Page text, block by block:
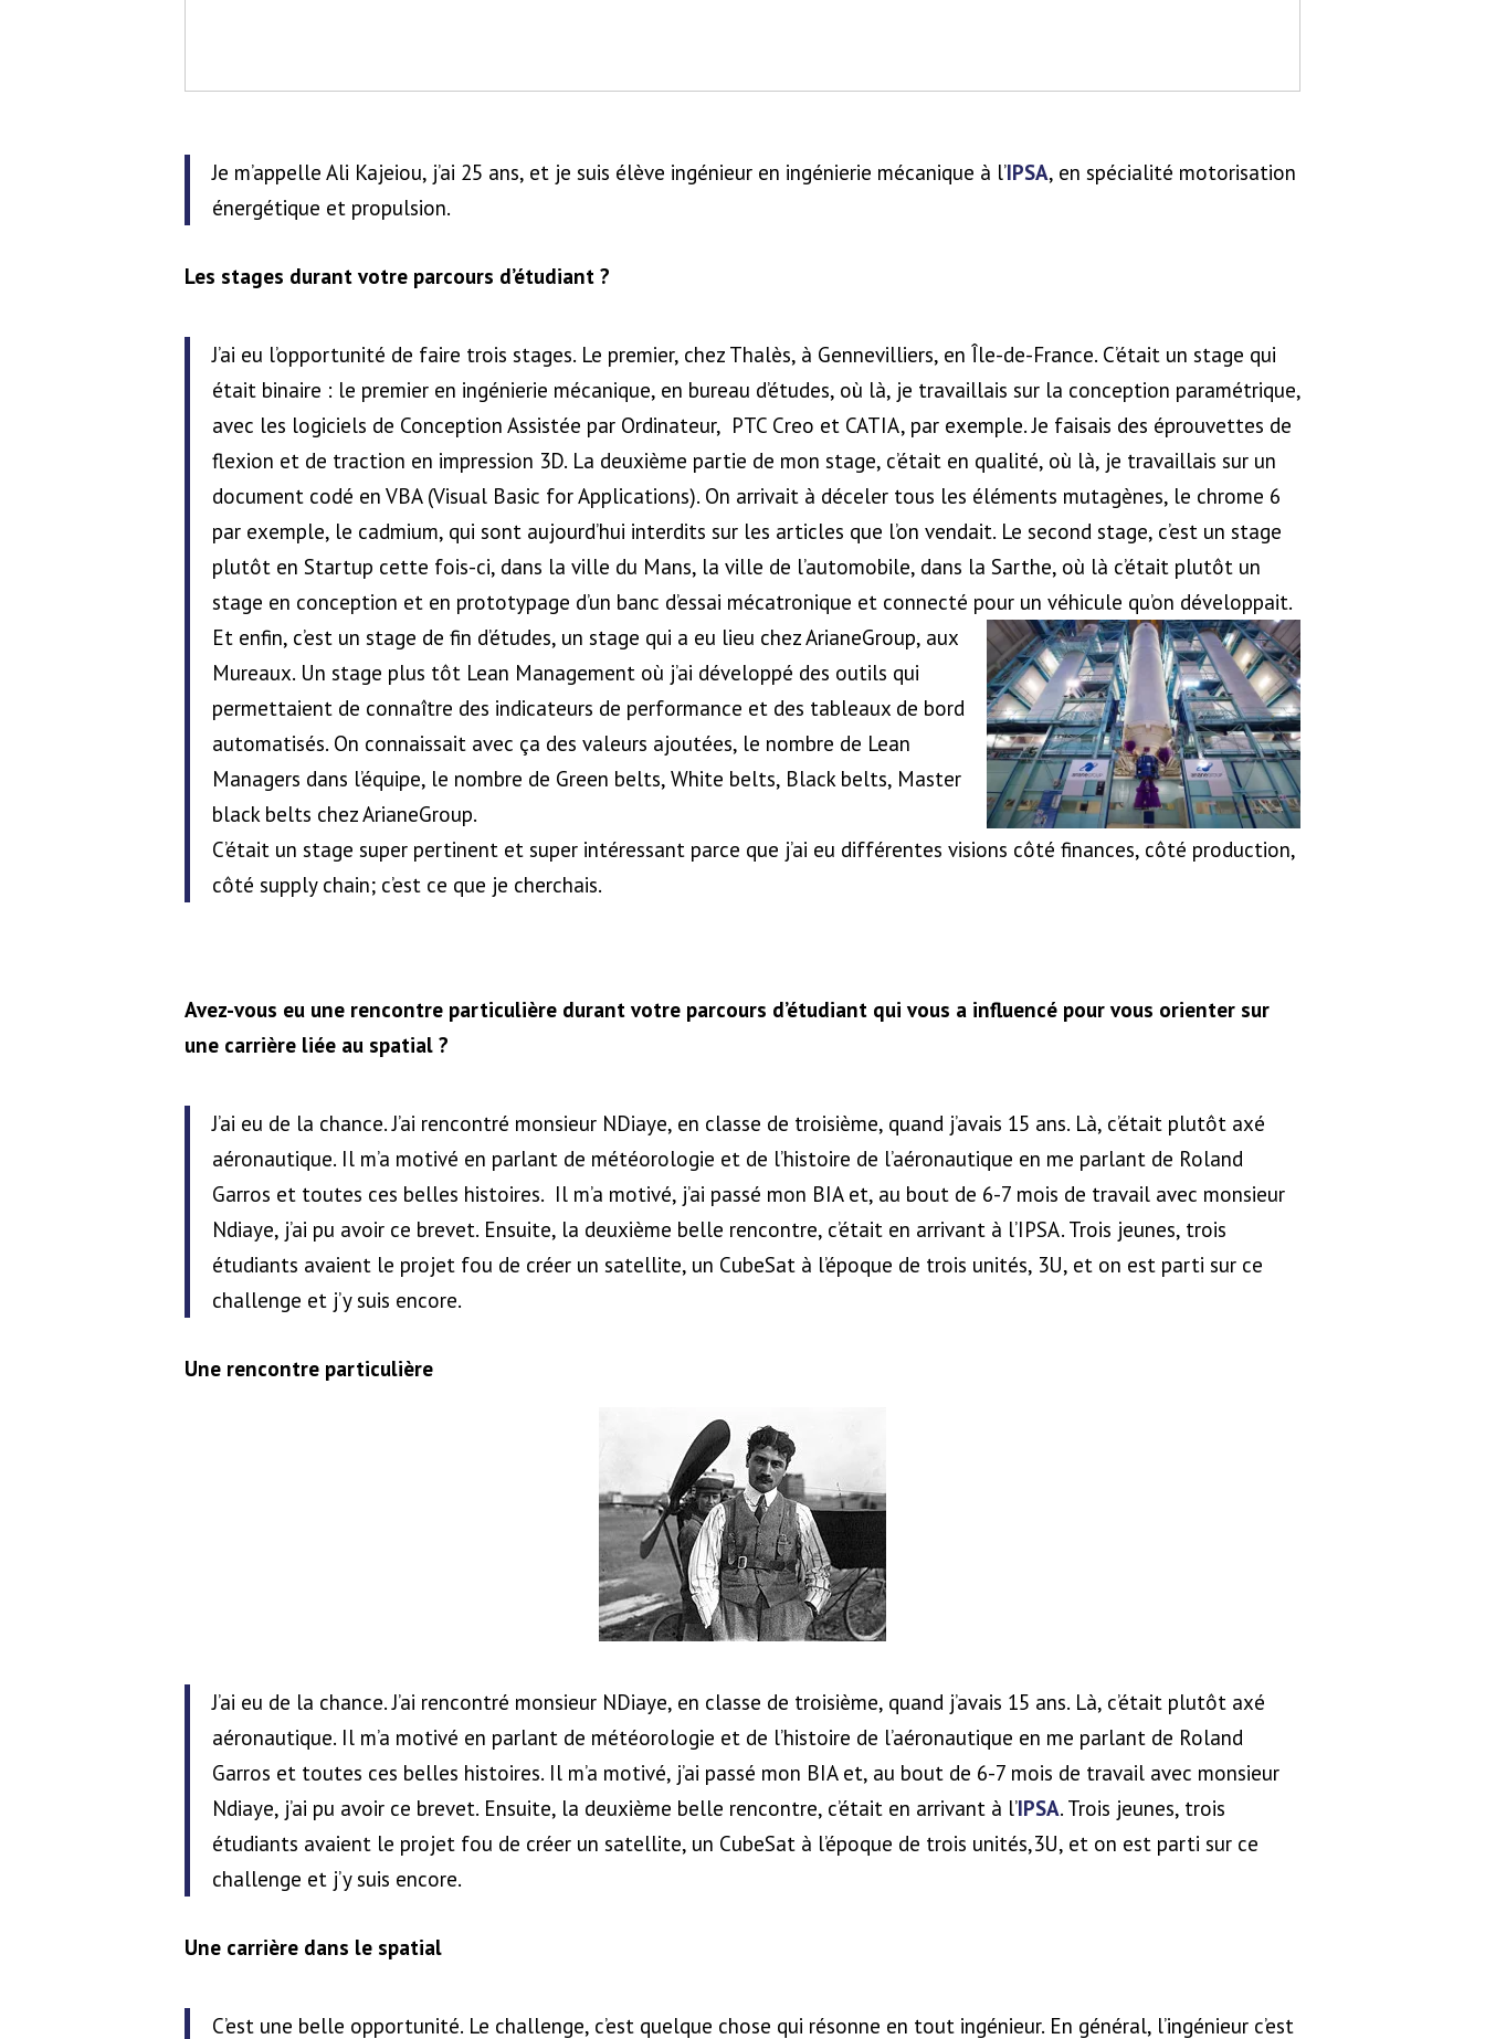
Je m’appelle Ali Kajeiou, j’ai 25 ans, et je suis élève ingénieur en ingénierie mécanique à l’IPSA, en spécialité motorisation
énergétique et propulsion.
Les stages durant votre parcours d’étudiant ?
J’ai eu l’opportunité de faire trois stages. Le premier, chez Thalès, à Gennevilliers, en Île-de-France. C’était un stage qui
était binaire : le premier en ingénierie mécanique, en bureau d’études, où là, je travaillais sur la conception paramétrique,
avec les logiciels de Conception Assistée par Ordinateur, PTC Creo et CATIA, par exemple. Je faisais des éprouvettes de
flexion et de traction en impression 3D. La deuxième partie de mon stage, c’était en qualité, où là, je travaillais sur un
document codé en VBA (Visual Basic for Applications). On arrivait à déceler tous les éléments mutagènes, le chrome 6
par exemple, le cadmium, qui sont aujourd’hui interdits sur les articles que l’on vendait. Le second stage, c’est un stage
plutôt en Startup cette fois-ci, dans la ville du Mans, la ville de l’automobile, dans la Sarthe, où là c’était plutôt un
stage en conception et en prototypage d’un banc d’essai mécatronique et connecté pour un véhicule qu’on développait.
Et enfin, c’est un stage de fin d’études, un stage qui a eu lieu chez ArianeGroup, aux
Mureaux. Un stage plus tôt Lean Management où j’ai développé des outils qui
permettaient de connaître des indicateurs de performance et des tableaux de bord
automatisés. On connaissait avec ça des valeurs ajoutées, le nombre de Lean
Managers dans l’équipe, le nombre de Green belts, White belts, Black belts, Master
black belts chez ArianeGroup.
C’était un stage super pertinent et super intéressant parce que j’ai eu différentes visions côté finances, côté production,
côté supply chain; c’est ce que je cherchais.
Avez-vous eu une rencontre particulière durant votre parcours d’étudiant qui vous a influencé pour vous orienter sur
une carrière liée au spatial ?
J’ai eu de la chance. J’ai rencontré monsieur NDiaye, en classe de troisième, quand j’avais 15 ans. Là, c’était plutôt axé
aéronautique. Il m’a motivé en parlant de météorologie et de l’histoire de l’aéronautique en me parlant de Roland
Garros et toutes ces belles histoires. Il m’a motivé, j’ai passé mon BIA et, au bout de 6-7 mois de travail avec monsieur
Ndiaye, j’ai pu avoir ce brevet. Ensuite, la deuxième belle rencontre, c’était en arrivant à l’IPSA. Trois jeunes, trois
étudiants avaient le projet fou de créer un satellite, un CubeSat à l’époque de trois unités, 3U, et on est parti sur ce
challenge et j’y suis encore.
Une rencontre particulière
J’ai eu de la chance. J’ai rencontré monsieur NDiaye, en classe de troisième, quand j’avais 15 ans. Là, c’était plutôt axé
aéronautique. Il m’a motivé en parlant de météorologie et de l’histoire de l’aéronautique en me parlant de Roland
Garros et toutes ces belles histoires. Il m’a motivé, j’ai passé mon BIA et, au bout de 6-7 mois de travail avec monsieur
Ndiaye, j’ai pu avoir ce brevet. Ensuite, la deuxième belle rencontre, c’était en arrivant à l’IPSA. Trois jeunes, trois
étudiants avaient le projet fou de créer un satellite, un CubeSat à l’époque de trois unités,3U, et on est parti sur ce
challenge et j’y suis encore.
Une carrière dans le spatial
C’est une belle opportunité. Le challenge, c’est quelque chose qui résonne en tout ingénieur. En général, l’ingénieur c’est